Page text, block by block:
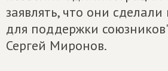
заявлять, что они сделали
для поддержки
Сергей Миронов.